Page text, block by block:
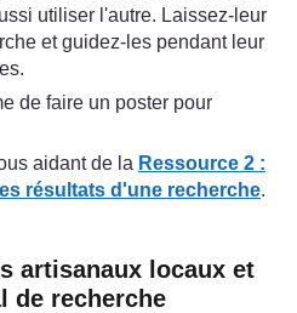
utiliser l'autre. Laissez-leur
et guidez-les pendant leur
de faire un poster pour
aidant de la Ressource 2 :
résultats d'une recherche.
artisanaux locaux et
de recherche